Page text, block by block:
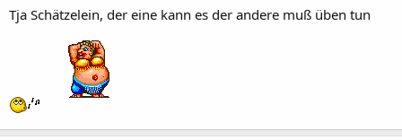
Tja Schätzelein, der eine kann es der andere muß üben tun